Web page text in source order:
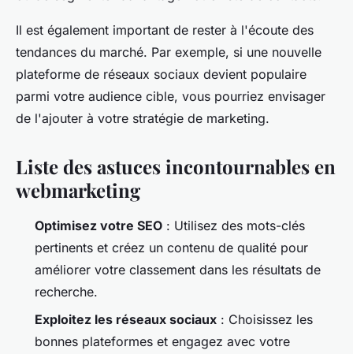
Il est également important de rester à l'écoute des
tendances du marché. Par exemple, si une nouvelle
plateforme de réseaux sociaux devient populaire
parmi votre audience cible, vous pourriez envisager
de l'ajouter à votre stratégie de marketing.
Liste des astuces incontournables en
webmarketing
Optimisez votre SEO : Utilisez des mots-clés
pertinents et créez un contenu de qualité pour
améliorer votre classement dans les résultats de
recherche.
Exploitez les réseaux sociaux : Choisissez les
bonnes plateformes et engagez avec votre